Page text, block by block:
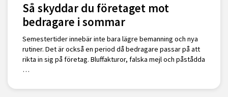
Så skyddar du företaget mot
bedragare i sommar
Semestertider innebär inte bara lägre bemanning och nya
rutiner. Det är också en period då bedragare passar på att
rikta in sig på företag. Bluffakturor, falska mejl och påstådda
…